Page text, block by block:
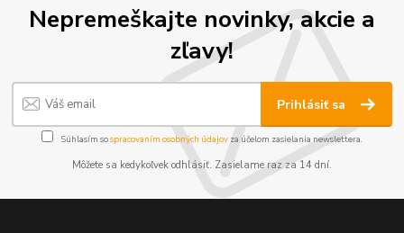
Nepremeškajte novinky, akcie a
zľavy!
Prihlásiť sa
Súhlasím sospracovaním osobných údajov za účelom zasielania newslettera.
Môžete sa kedykoľvek odhlásiť. Zasielame raz za 14 dní.